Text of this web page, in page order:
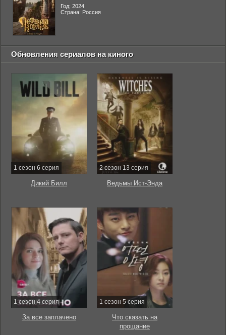
Год: 2024
Страна: Россия
Обновления сериалов на киного
1 сезон 6 серия
Дикий Билл
2 сезон 13 серия
Ведьмы Ист-Энда
1 сезон 4 серия
За все заплачено
1 сезон 5 серия
Что сказать на
прощание